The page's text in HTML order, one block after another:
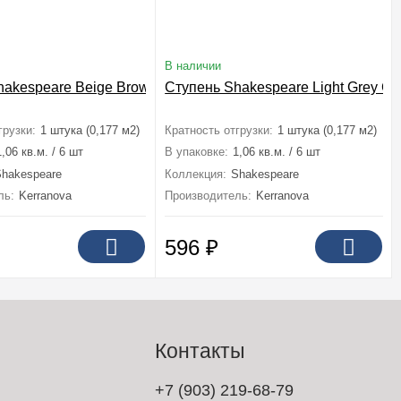
7,6x60Beige Brown Структурированный 29,4x60
1 штука (0,177 м2)
кв.м. / 6 шт
Kerranova
В наличии
Ступень Shakespeare Light Grey
Кратность отгрузки: 1 штука (0,177 м2)
В упаковке: 1,06 кв.м. / 6 шт
Коллекция: Shakespeare
Производитель: Kerranova
596₽
Контакты
+7 (903) 219-68-79